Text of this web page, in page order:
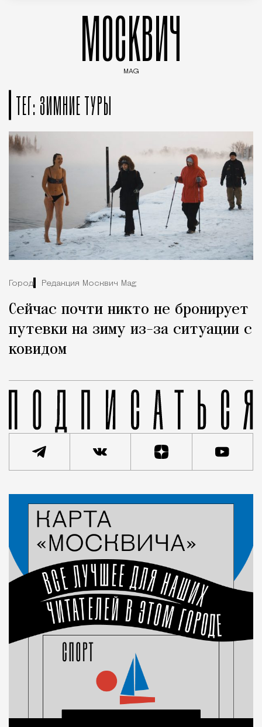
МОСКВИЧ
MAG
ТЕГ: ЗИМНИЕ ТУРЫ
Город Редакция Москвич Mag
Сейчас почти никто не бронирует
путевки на зиму из-за ситуации с
ковидом